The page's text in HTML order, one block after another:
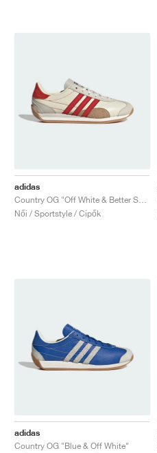
adidas
Női / Sportstyle / Cipők
adidas
Country OG "Blue & Off White"